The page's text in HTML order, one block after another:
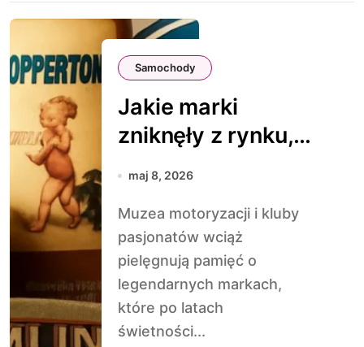
Samochody
Jakie marki
zniknęły z rynku,
ale zostawiły ślad
maj 8, 2026
Muzea motoryzacji i kluby
pasjonatów wciąż
pielęgnują pamięć o
legendarnych mar­kach,
które po latach
świetności...